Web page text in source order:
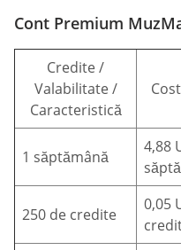
Cont Premium
Credite /
Valabilitate /
Caracteristică
1 săptămână
4,88
250 de credite
0,05